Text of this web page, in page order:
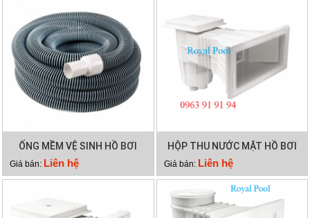
ỐNG MỀM VỆ SINH HỒ BƠI
12M 2 LỚP
Giá bán: Liên hệ
HỘP THU NƯỚC MẶT HỒ BƠI
EMAUX EM0140
Giá bán: Liên hệ